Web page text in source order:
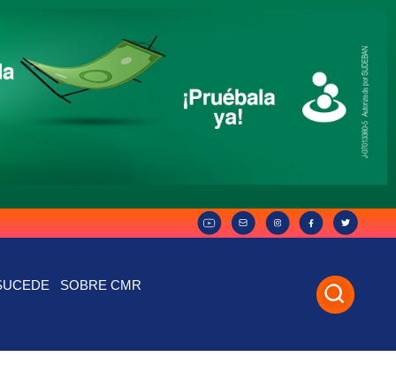
SOBRE CMR